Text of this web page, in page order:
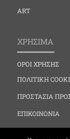
ART
ΧΡΗΣΙΜΑ
ΟΡΟΙ ΧΡΗΣΗΣ
ΠΟΛΙΤΙΚΗ
ΠΡΟΣΤΑΣΙΑ
ΕΠΙΚΟΙΝΩΝΙΑ